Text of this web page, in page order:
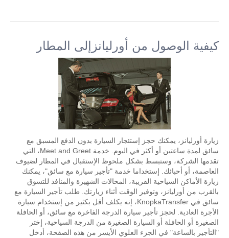
كيفية الوصول من أورليانزإلى المطار
زيارة أورليانز، يمكنك حجز إستئجار السيارة بدون الدفع المسبق مع
سائق لمدة ساعتين أو أكثر في اليوم. خدمة Meet and Greet، التي
تقدمها الشركة، وستبسط بشكل ملحوظ الإستقبال في المطار لضيوف
العاصمة، أو أحبائك. إستخداما خدمة "تأجير سيارة مع سائق"، يمكنك
زيارة الأماكن السياحية القريبة، المحالات الشهيرة والمنافذ للتسوق
بالقرب من أورليانز، وتوفير الوقت أثناء زيارتك. طلب تأجير السيارة مع
سائق في KnopkaTransfer، إنه يكلف أقل بكثير من إستخدام سيارة
الأجرة العادية. لحجز تأجير سيارة الدرجة الفاخرة مع سائق، أو الحافلة
الصغيرة أو الحافلة أو السيارة الصغيرة من الدرجة السياحية، إختر
"التأجير بالساعة" في الجزء العلوي الأيسر من هذه الصفحة، أدخل